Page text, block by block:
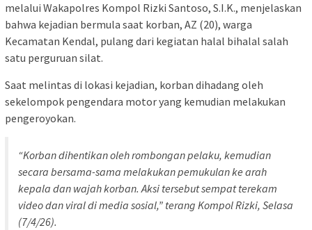
melalui Wakapolres Kompol Rizki Santoso, S.I.K., menjelaskan
bahwa kejadian bermula saat korban, AZ (20), warga
Kecamatan Kendal, pulang dari kegiatan halal bihalal salah
satu perguruan silat.
Saat melintas di lokasi kejadian, korban dihadang oleh
sekelompok pengendara motor yang kemudian melakukan
pengeroyokan.
“Korban dihentikan oleh rombongan pelaku, kemudian
secara bersama-sama melakukan pemukulan ke arah
kepala dan wajah korban. Aksi tersebut sempat terekam
video dan viral di media sosial,” terang Kompol Rizki, Selasa
(7/4/26).